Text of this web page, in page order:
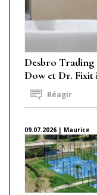
Desbro Trading
Dow et Dr. Fixit
Réagir
09.07.2026 | Maurice